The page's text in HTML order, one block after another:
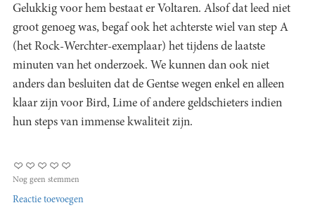
Gelukkig voor hem bestaat er Voltaren. Alsof dat leed niet
groot genoeg was, begaf ook het achterste wiel van step A
(het Rock-Werchter-exemplaar) het tijdens de laatste
minuten van het onderzoek. We kunnen dan ook niet
anders dan besluiten dat de Gentse wegen enkel en alleen
klaar zijn voor Bird, Lime of andere geldschieters indien
hun steps van immense kwaliteit zijn.
Nog geen stemmen
Reactie toevoegen